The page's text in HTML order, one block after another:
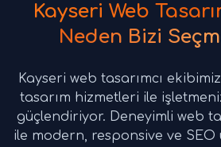
Kayseri Web
Neden Bizi
Kayseri web tasarımcı
tasarım hizmetleri ile
güçlendiriyor. Deneyimli web
ile modern, responsive ve SEO